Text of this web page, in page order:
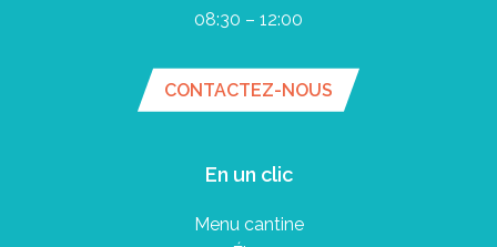
08:30 – 12:00
CONTACTEZ-NOUS
En un clic
Menu cantine